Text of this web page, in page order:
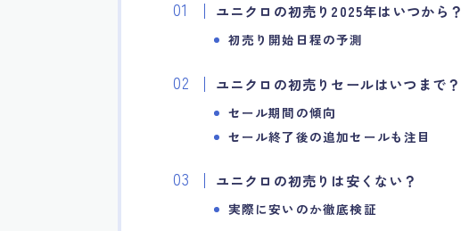
ユニクロの初売り2025年はいつから？
初売り開始日程の予測
ユニクロの初売りセールはいつまで？
セール期間の傾向
セール終了後の追加セールも注目
ユニクロの初売りは安くない？
実際に安いのか徹底検証